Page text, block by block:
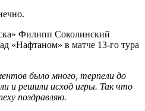
Филипп Соколинский
«Нафтаном» в матче 13-го тура
было много, терпели до
и решили исход игры. Так что
поздравляю.